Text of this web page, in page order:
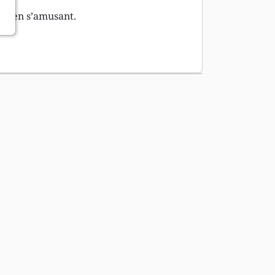
en s’amusant.